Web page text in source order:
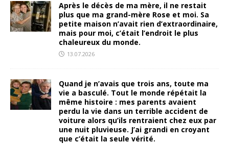
Après le décès de ma mère, il ne restait
plus que ma grand-mère Rose et moi. Sa
petite maison n’avait rien d’extraordinaire,
mais pour moi, c’était l’endroit le plus
chaleureux du monde.
13.07.2026
Quand je n’avais que trois ans, toute ma
vie a basculé. Tout le monde répétait la
même histoire : mes parents avaient
perdu la vie dans un terrible accident de
voiture alors qu’ils rentraient chez eux par
une nuit pluvieuse. J’ai grandi en croyant
que c’était la seule vérité.